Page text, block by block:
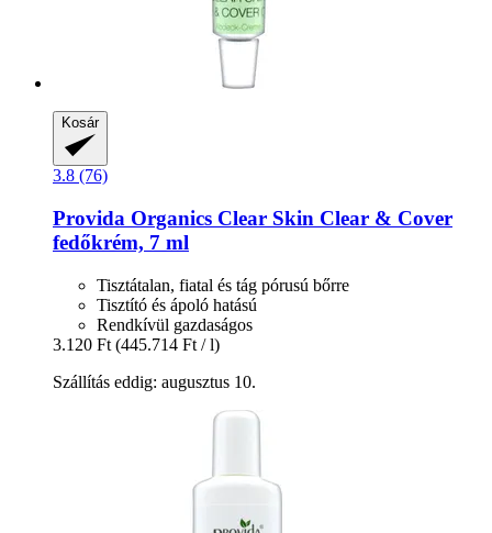
Kosár
3.8 (76)
Provida Organics Clear Skin Clear & Cover
fedőkrém, 7 ml
Tisztátalan, fiatal és tág pórusú bőrre
Tisztító és ápoló hatású
Rendkívül gazdaságos
3.120 Ft (445.714 Ft / l)
Szállítás eddig: augusztus 10.